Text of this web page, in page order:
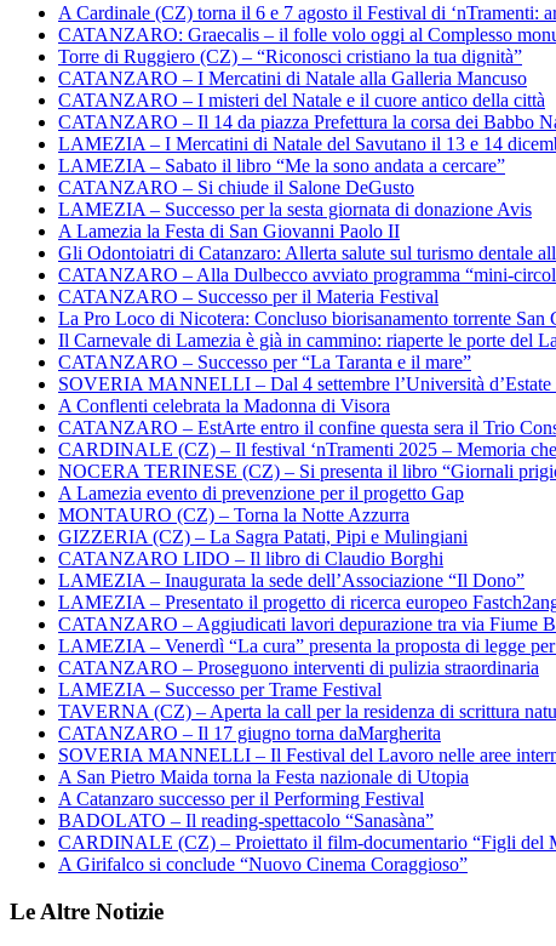
A Cardinale (CZ) torna il 6 e 7 agosto il Festival di ‘nTramenti:
CATANZARO: Graecalis – il folle volo oggi al Complesso
Torre di Ruggiero (CZ) – “Riconosci cristiano la tua dignità”
CATANZARO – I Mercatini di Natale alla Galleria Mancuso
CATANZARO – I misteri del Natale e il cuore antico della città
CATANZARO – Il 14 da piazza Prefettura la corsa dei Babbo
LAMEZIA – I Mercatini di Natale del Savutano il 13 e 14
LAMEZIA – Sabato il libro “Me la sono andata a cercare”
CATANZARO – Si chiude il Salone DeGusto
LAMEZIA – Successo per la sesta giornata di donazione Avis
A Lamezia la Festa di San Giovanni Paolo II
Gli Odontoiatri di Catanzaro: Allerta salute sul turismo dentale
CATANZARO – Alla Dulbecco avviato programma “mini-
CATANZARO – Successo per il Materia Festival
La Pro Loco di Nicotera: Concluso biorisanamento torrente San
Il Carnevale di Lamezia è già in cammino: riaperte le porte del
CATANZARO – Successo per “La Taranta e il mare”
SOVERIA MANNELLI – Dal 4 settembre l’Università d’Estate
A Conflenti celebrata la Madonna di Visora
CATANZARO – EstArte entro il confine questa sera il Trio
CARDINALE (CZ) – Il festival ‘nTramenti 2025 – Memoria
NOCERA TERINESE (CZ) – Si presenta il libro “Giornali
A Lamezia evento di prevenzione per il progetto Gap
MONTAURO (CZ) – Torna la Notte Azzurra
GIZZERIA (CZ) – La Sagra Patati, Pipi e Mulingiani
CATANZARO LIDO – Il libro di Claudio Borghi
LAMEZIA – Inaugurata la sede dell’Associazione “Il Dono”
LAMEZIA – Presentato il progetto di ricerca europeo
CATANZARO – Aggiudicati lavori depurazione tra via Fiume
LAMEZIA – Venerdì “La cura” presenta la proposta di legge
CATANZARO – Proseguono interventi di pulizia straordinaria
LAMEZIA – Successo per Trame Festival
TAVERNA (CZ) – Aperta la call per la residenza di scrittura
CATANZARO – Il 17 giugno torna daMargherita
SOVERIA MANNELLI – Il Festival del Lavoro nelle aree
A San Pietro Maida torna la Festa nazionale di Utopia
A Catanzaro successo per il Performing Festival
BADOLATO – Il reading-spettacolo “Sanasàna”
CARDINALE (CZ) – Proiettato il film-documentario “Figli del
A Girifalco si conclude “Nuovo Cinema Coraggioso”
Le Altre Notizie